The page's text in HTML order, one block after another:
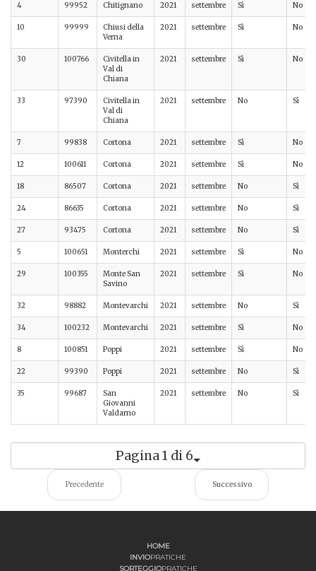
4 99952 Chitignano 2021 settembre Sì No
10 99999
Chiusi della
Verna
2021 settembre Sì No
30 100766
Civitella in
Val di
Chiana
2021 settembre Sì No
33 97390
Civitella in
Val di
Chiana
2021 settembre No Sì
7 99838 Cortona 2021 settembre Sì No
12 100611 Cortona 2021 settembre Sì No
18 86507 Cortona 2021 settembre No Sì
24 86635 Cortona 2021 settembre No Sì
27 93475 Cortona 2021 settembre No Sì
5 100651 Monterchi 2021 settembre Sì No
29 100355
Monte San
Savino
2021 settembre Sì No
32 98882 Montevarchi 2021 settembre No Sì
34 100232 Montevarchi 2021 settembre Sì No
8 100851 Poppi 2021 settembre Sì No
22 99390 Poppi 2021 settembre No Sì
35 99687
San
Giovanni
Valdarno
2021 settembre No Sì
Pagina 1 di 6
Precedente Successivo
HOME
INVIOPRATICHE
SORTEGGIOPRATICHE